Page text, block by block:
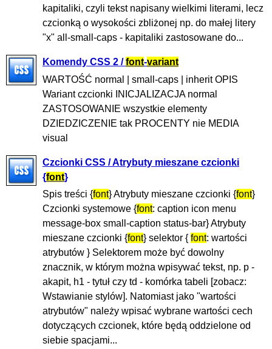
kapitaliki, czyli tekst napisany wielkimi literami, lecz
czcionką o wysokości zbliżonej np. do małej litery
"x" all-small-caps - kapitaliki zastosowane do...
Komendy CSS 2 /font-variant
WARTOŚĆ normal | small-caps | inherit OPIS
Wariant czcionki INICJALIZACJA normal
ZASTOSOWANIE wszystkie elementy
DZIEDZICZENIE tak PROCENTY nie MEDIA
visual
Czcionki CSS / Atrybuty mieszane czcionki
{font}
Spis treści {font} Atrybuty mieszane czcionki {font}
Czcionki systemowe {font: caption icon menu
message-box small-caption status-bar} Atrybuty
mieszane czcionki {font} selektor { font: wartości
atrybutów } Selektorem może być dowolny
znacznik, w którym można wpisywać tekst, np. p -
akapit, h1 - tytuł czy td - komórka tabeli [zobacz:
Wstawianie stylów]. Natomiast jako "wartości
atrybutów" należy wpisać wybrane wartości cech
dotyczących czcionek, które będą oddzielone od
siebie spacjami...